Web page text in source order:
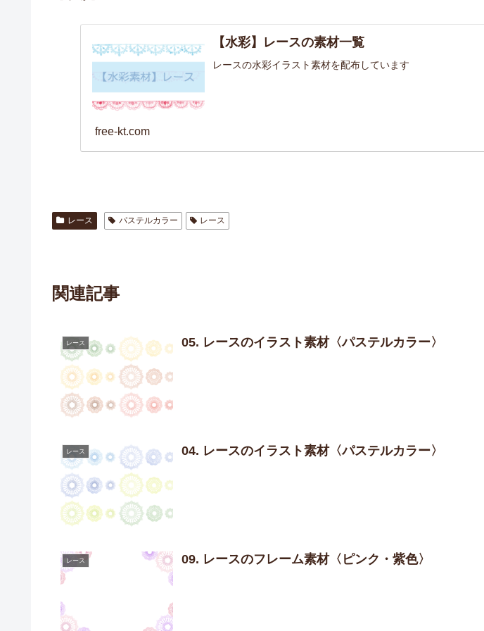
【水彩】レースの素材一覧
レースの水彩イラスト素材を配布しています
free-kt.com
レース パステルカラー レース
関連記事
レース 05. レースのイラスト素材〈パステルカラー〉
レース 04. レースのイラスト素材〈パステルカラー〉
レース 09. レースのフレーム素材〈ピンク・紫色〉